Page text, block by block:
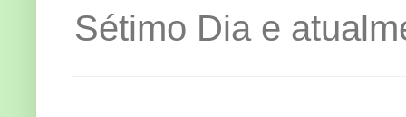
Sétimo Dia e